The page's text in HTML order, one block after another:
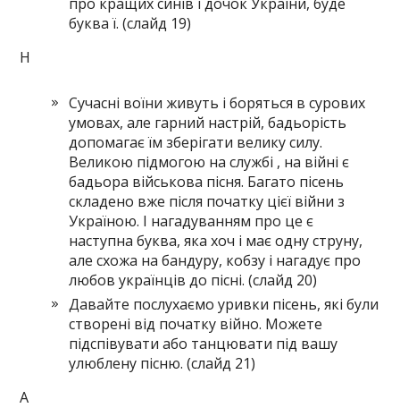
буква ї. (слайд 19)
Н
Сучасні воїни живуть і боряться в сурових
умовах, але гарний настрій, бадьорість
допомагає їм зберігати велику силу.
Великою підмогою на службі , на війні є
бадьора військова пісня. Багато пісень
складено вже після початку цієї війни з
Україною. І нагадуванням про це є
наступна буква, яка хоч і має одну струну,
але схожа на бандуру, кобзу і нагадує про
любов українців до пісні. (слайд 20)
Давайте послухаємо уривки пісень, які були
створені від початку війно. Можете
підспівувати або танцювати під вашу
улюблену пісню. (слайд 21)
А